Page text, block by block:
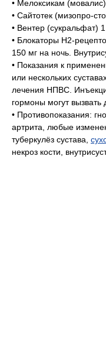
• Мелоксикам (мовалис)
• Сайтотек (мизопро-
• Вентер (сукральфат) 1
• Блокаторы Н2-
150 мг на ночь.
• Показания к
или нескольких
лечения НПВС.
гормоны могут
• Противопоказания:
артрита, любые
туберкулёз сустава,
некроз кости,